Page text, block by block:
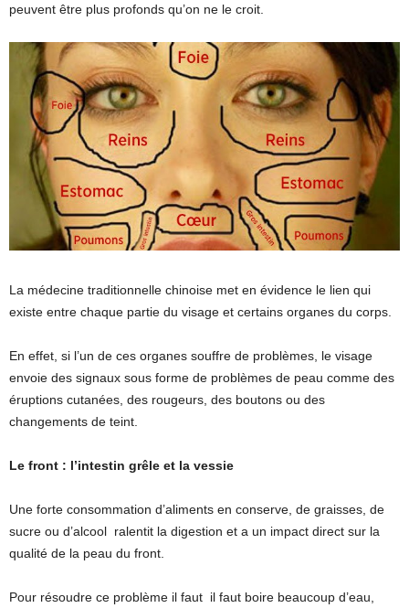
peuvent être plus profonds qu’on ne le croit.
La médecine traditionnelle chinoise met en évidence le lien qui
existe entre chaque partie du visage et certains organes du corps.
En effet, si l’un de ces organes souffre de problèmes, le visage
envoie des signaux sous forme de problèmes de peau comme des
éruptions cutanées, des rougeurs, des boutons ou des
changements de teint.
Le front : l’intestin grêle et la vessie
Une forte consommation d’aliments en conserve, de graisses, de
sucre ou d’alcool ralentit la digestion et a un impact direct sur la
qualité de la peau du front.
Pour résoudre ce problème il faut il faut boire beaucoup d’eau,